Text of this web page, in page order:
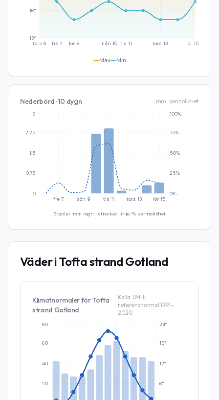
tors 6 fre 7 lör 8 mån 10 tis 11 tors 13 lör 15
13°
16°
Max Min
Nederbörd · 10 dygn mm · sannolikhet
fre 7 sön 9 tis 11 tors 13 lör 15
0
0.75
1.5
2.25
3
0%
25%
50%
75%
100%
Staplar: mm regn · streckad linje: % sannolikhet
Väder iTofta strand Gotland
Klimatnormaler förTofta
strand Gotland
Källa: SMHI,
referensnormal 1991–
2020
20
40
60
80
6°
12°
18°
24°